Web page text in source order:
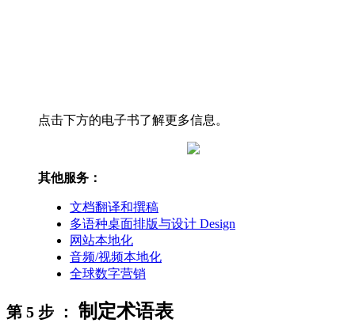
点击下方的电子书了解更多信息。
其他服务：
文档翻译和撰稿
多语种桌面排版与设计 Design
网站本地化
音频/视频本地化
全球数字营销
第 5 步 ： 制定术语表